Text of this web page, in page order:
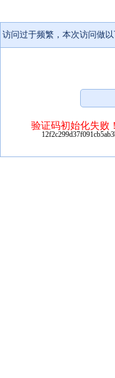
访问过于频繁，本次访问做以
验证码初始化失败！